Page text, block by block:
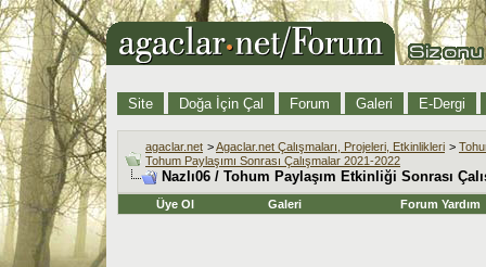
Site Doğa İçin Çal Forum Galeri E-Dergi
agaclar.net >Agaclar.net Çalışmaları, Projeleri, Etkinlikleri >
Tohum Paylaşımı Sonrası Çalışmalar 2021-2022
Nazlı06 / Tohum Paylaşım Etkinliği Sonrası
Üye Ol Galeri Forum Yardım